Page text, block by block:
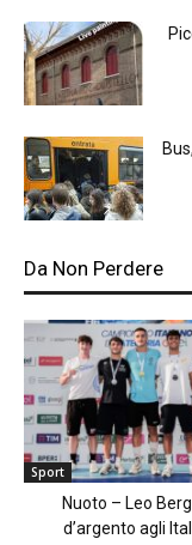
Da Non Perdere
Sport
Nuoto – Leo
d’argento agli